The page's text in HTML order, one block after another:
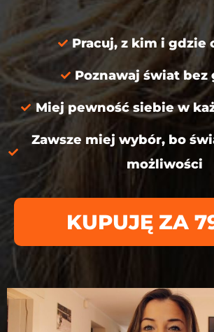
Pracuj, z kim i gdzie
Poznawaj świat bez
Miej pewność siebie w
Zawsze miej wybór, bo
możliwości
KUPUJĘ ZA